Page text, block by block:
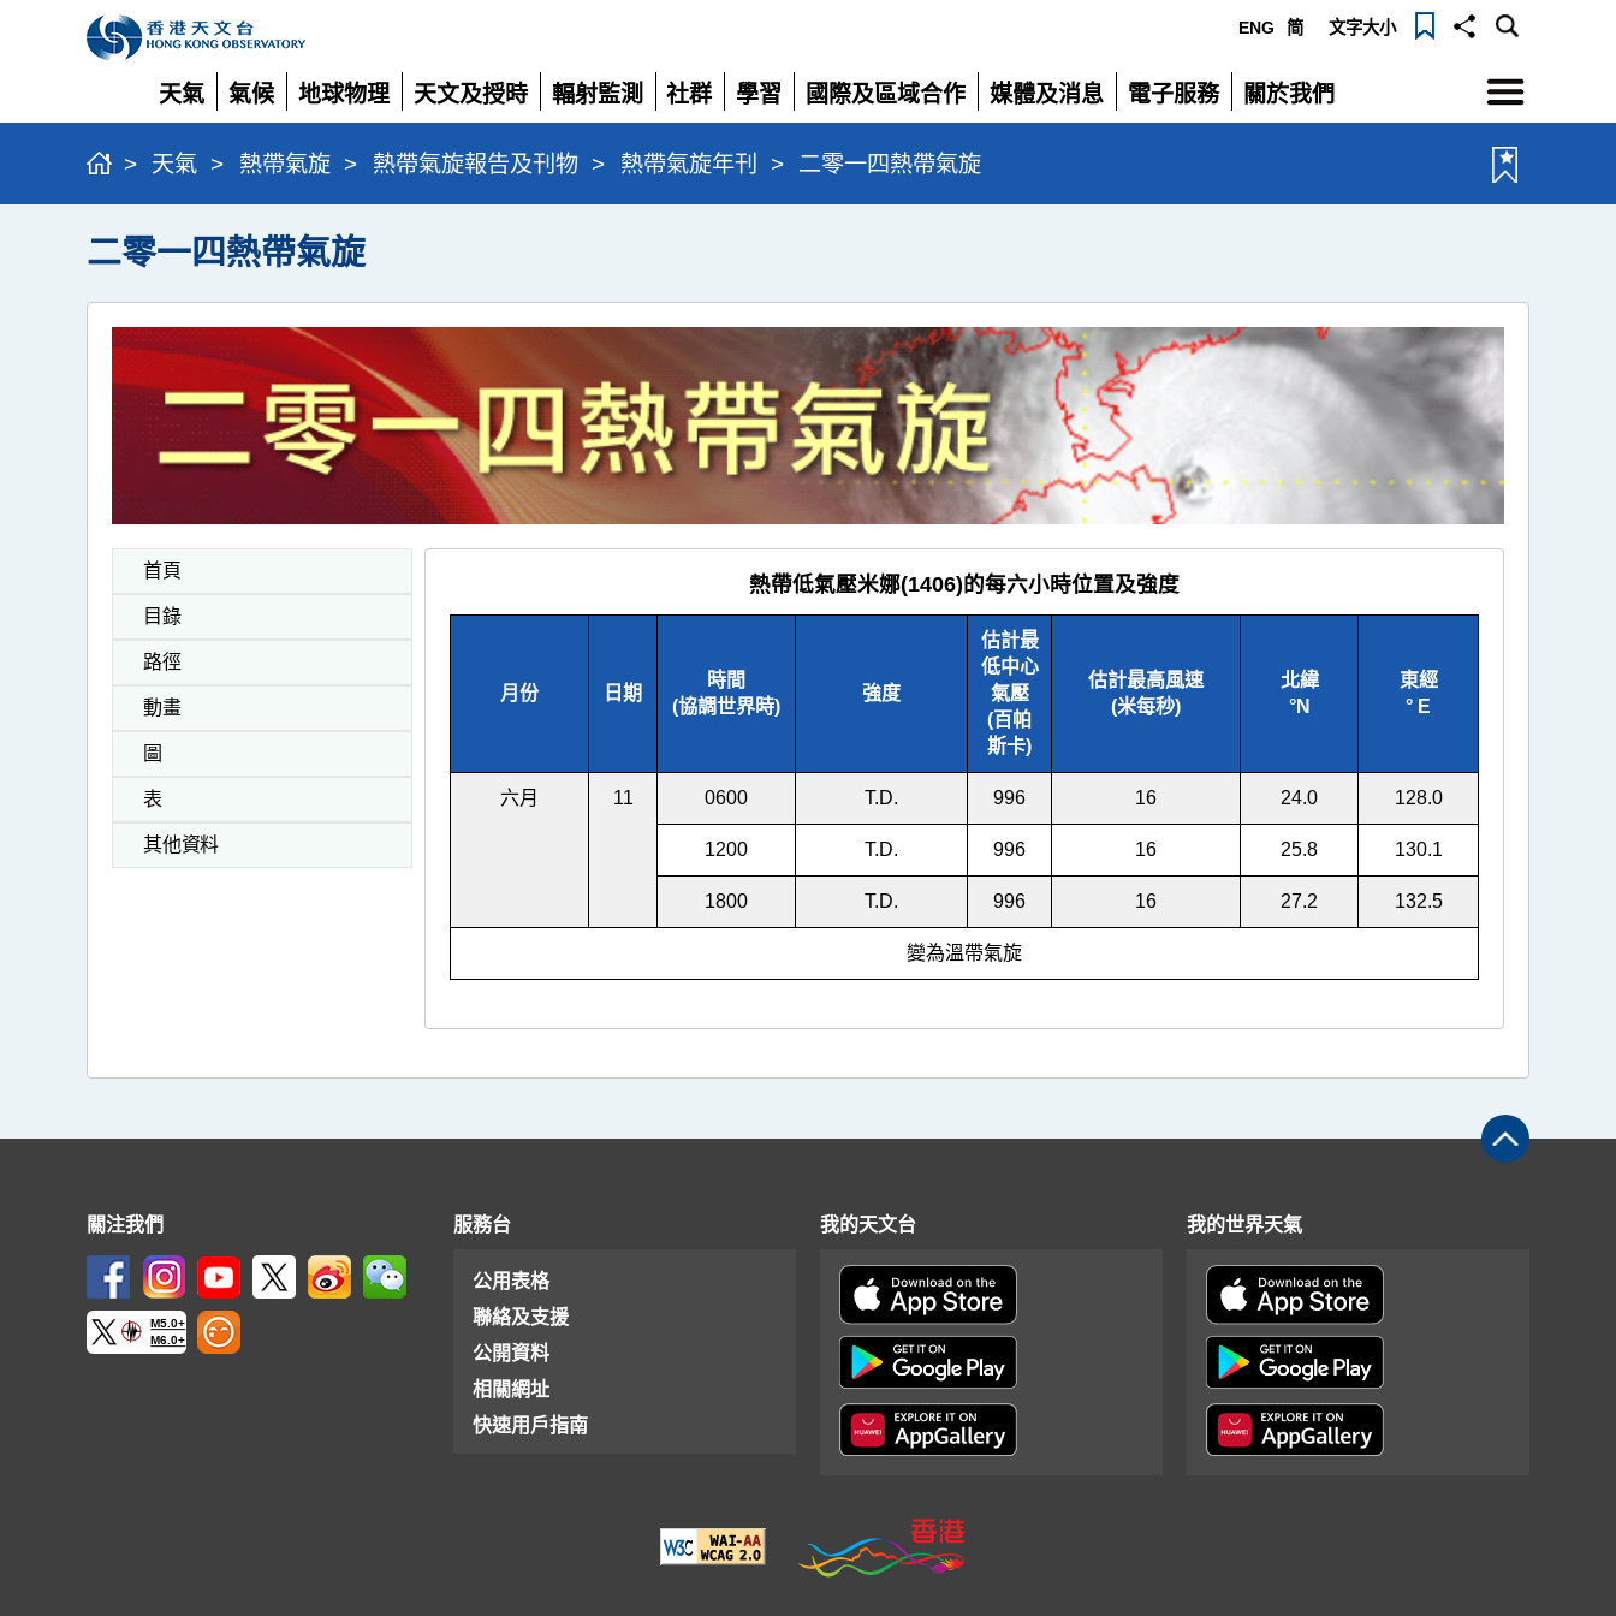
ENG 简 文字大小
天氣
展
開
氣候
展
開
地球物理
展
開
天文及授時
展
開
輻射監測
展
開
社群
展
開
學習
展
開
國際及區域合作
展
開
媒體及消息
展
電子服務
展
關於我們
展
選
單
> 天氣 > 熱帶氣旋 > 熱帶氣旋報告及刊物 > 熱帶氣旋年刊 > 二零一四熱帶氣旋
二零一四熱帶氣旋
首頁
目錄
路徑
動畫
圖
表
其他資料
熱帶低氣壓米娜(1406)的每六小時位置及強度
月份 日期
時間
(協調世界時)
強度
估計最
低中心
氣壓
(百帕
斯卡)
估計最高風速
(米每秒)
北緯
°N
東經
° E
六月 11 0600 T.D. 996 16 24.0 128.0
1200 T.D. 996 16 25.8 130.1
1800 T.D. 996 16 27.2 132.5
變為溫帶氣旋
關注我們
M5.0+
M6.0+
服務台
公用表格
聯絡及支援
公開資料
相關網址
快速用戶指南
我的天文台 我的世界天氣